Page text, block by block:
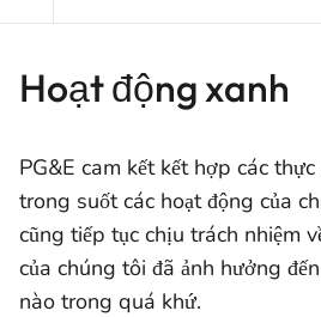
Hoạt động xanh
PG&E cam kết kết hợp các
trong suốt các hoạt động của
cũng tiếp tục chịu trách nhiệm
của chúng tôi đã ảnh hưởng
nào trong quá khứ.